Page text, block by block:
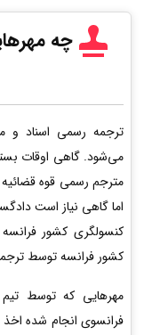
چه
ترجمه رسمی اسناد و
می‌شود. گاهی اوقات
مترجم رسمی قوه قضائیه
اما گاهی نیاز است
کنسولگری کشور
کشور فرانسه توسط
مهرهایی که توسط
فرانسوی انجام شده